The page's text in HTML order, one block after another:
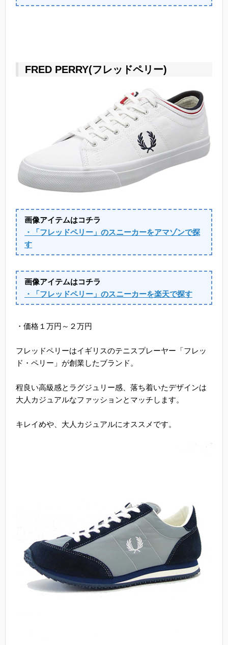
FRED PERRY(フレッドペリー)
画像アイテムはコチラ
・「フレッドペリー」のスニーカーをアマゾンで探
す
画像アイテムはコチラ
・「フレッドペリー」のスニーカーを楽天で探す
・価格１万円～２万円
フレッドペリーはイギリスのテニスプレーヤー「フレッ
ド・ペリー」が創業したブランド。
程良い高級感とラグジュリー感、落ち着いたデザインは
大人カジュアルなファッションとマッチします。
キレイめや、大人カジュアルにオススメです。